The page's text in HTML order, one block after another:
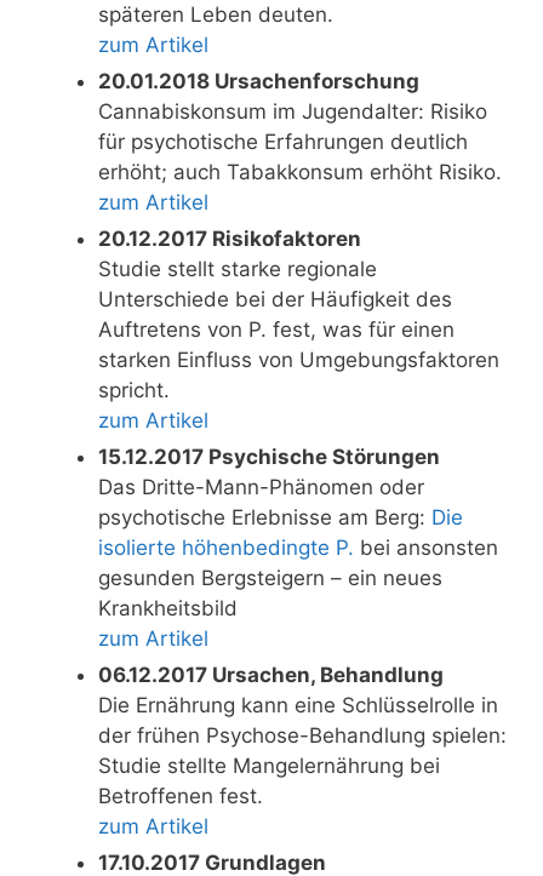
späteren Leben deuten.
zum Artikel
20.01.2018 Ursachenforschung
Cannabiskonsum im Jugendalter: Risiko
für psychotische Erfahrungen deutlich
erhöht; auch Tabakkonsum erhöht Risiko.
zum Artikel
20.12.2017 Risikofaktoren
Studie stellt starke regionale
Unterschiede bei der Häufigkeit des
Auftretens von P. fest, was für einen
starken Einfluss von Umgebungsfaktoren
spricht.
zum Artikel
15.12.2017 Psychische Störungen
Das Dritte-Mann-Phänomen oder
psychotische Erlebnisse am Berg: Die
isolierte höhenbedingte P. bei ansonsten
gesunden Bergsteigern – ein neues
Krankheitsbild
zum Artikel
06.12.2017 Ursachen, Behandlung
Die Ernährung kann eine Schlüsselrolle in
der frühen Psychose-Behandlung spielen:
Studie stellte Mangelernährung bei
Betroffenen fest.
zum Artikel
17.10.2017 Grundlagen